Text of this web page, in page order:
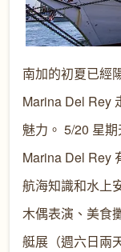
南加的初夏已經
Marina Del Rey
魅力。 5/20 星
Marina Del Rey
航海知識和水上
木偶表演、美食
艇展（週六日兩